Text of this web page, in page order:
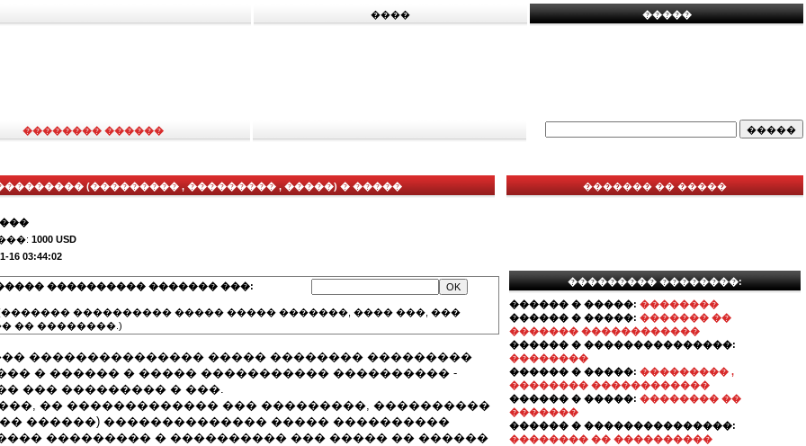
���� �����
�������� ������
(��������� , ��������� , �����) � �����
1000 USD
16 03:44:02
���������� ������� ���:
���������� ����� ����� �������, ���� ���, ���
�� ��������.)
��������������� ����� �������� ���������
� ������ � ����� ����������� ���������� -
��� ��������� � ���.
�� ������������� ��� ���������, ����������
������) �������������� ����� ����������
��������� � ���������� ��� ����� �� ������
������� �� �����
��������� ��������:
������ � �����: ��������
������ � �����: ������� ��
������� ������������
������ � ���������������:
��������
������ � �����: ��������� ,
�������� ������������
������ � �����: �������� ��
�������
������ � ���������������:
�������� �� ����������